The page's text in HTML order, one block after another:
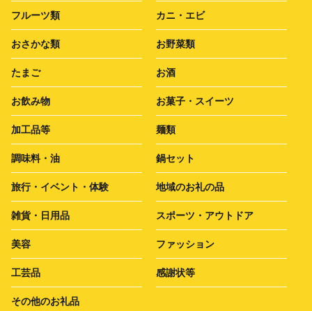
フルーツ類 カニ・エビ
おさかな類 お野菜類
たまご お酒
お飲み物 お菓子・スイーツ
加工品等 麺類
調味料・油 鍋セット
旅行・イベント・体験 地域のお礼の品
雑貨・日用品 スポーツ・アウトドア
美容 ファッション
工芸品 感謝状等
その他のお礼品